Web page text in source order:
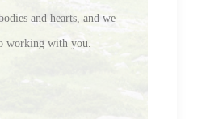
and hearts, and we
working with you.